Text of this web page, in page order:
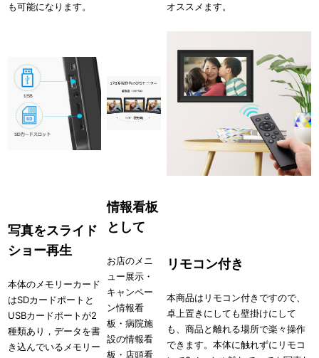
も可能になります。
オススメます。
写真をスライド
ショー再生
本体のメモリーカード
はSDカードポートと
USBカードポートが2
種類あり，データを書
き込んでいるメモリー
情報看板
として
お店のメニ
ュー展示・
キャンペー
ン情報看
板・病院施
設の情報看
板・店頭看
リモコン付き
本商品はリモコン付きですので、
卓上置きにしても壁掛けにして
も、商品と離れる場所で楽々操作
できます。本体に触れずにリモコ